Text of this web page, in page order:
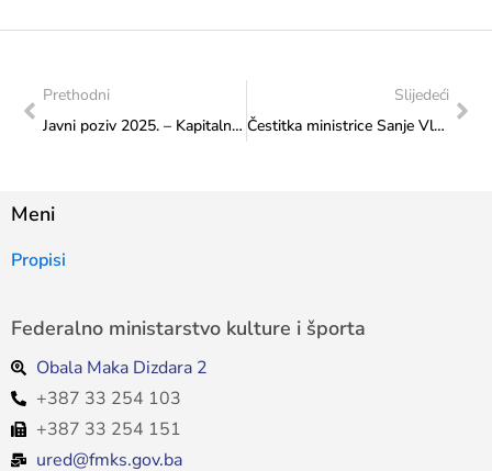
Prethodni
Javni poziv 2025. – Kapitalni transferi drugim razinama vlasti i fondovima – Izgradnja, adaptacija i rekonstrukcija športske infrastrukture
Slijedeći
Čestitka ministrice Sanje Vlaisaljević Biciklističkm klubu „Široki“, Široki Brijeg
Meni
Propisi
Federalno ministarstvo kulture i športa
Obala Maka Dizdara 2
+387 33 254 103
+387 33 254 151
ured@fmks.gov.ba